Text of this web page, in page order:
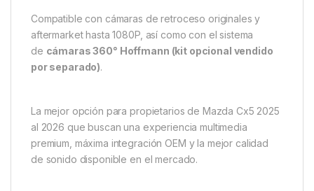
Compatible con cámaras de retroceso originales y
aftermarket hasta 1080P, así como con el sistema
de cámaras 360° Hoffmann (kit opcional vendido
por separado).
La mejor opción para propietarios de Mazda Cx5 2025
al 2026 que buscan una experiencia multimedia
premium, máxima integración OEM y la mejor calidad
de sonido disponible en el mercado.